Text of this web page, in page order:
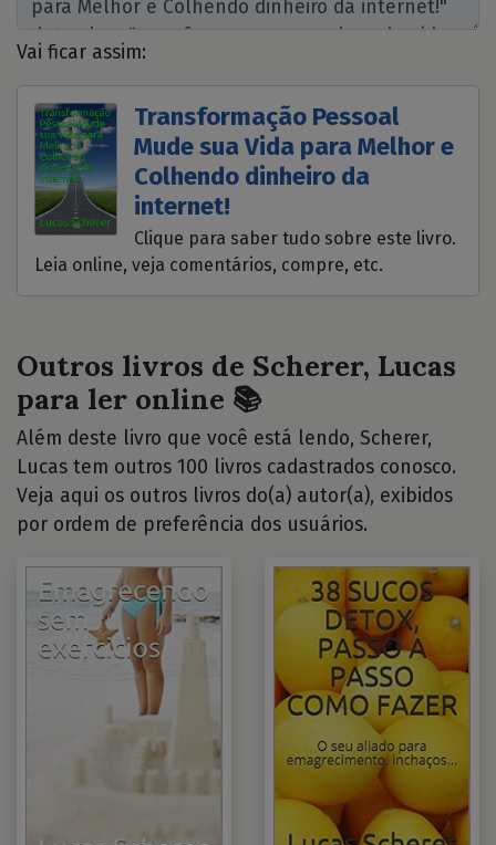
Vai ficar assim:
Transformação Pessoal
Mude sua Vida para Melhor e
Colhendo dinheiro da
internet!
Clique para saber tudo sobre este livro.
Leia online, veja comentários, compre, etc.
Outros livros de Scherer, Lucas
para ler online 📚
Além deste livro que você está lendo, Scherer,
Lucas tem outros 100 livros cadastrados conosco.
Veja aqui os outros livros do(a) autor(a), exibidos
por ordem de preferência dos usuários.